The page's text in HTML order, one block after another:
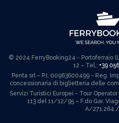
© 2024 FerryBooking24 - Portoferraio
12 – Tel.: +39
Penta srl – P.I. 00963600499 - Reg.
concessionaria di biglietteria delle
Servizi Turistici Europei - Tour Operator
113 del 11/12/95 – F.do Gar.
A/